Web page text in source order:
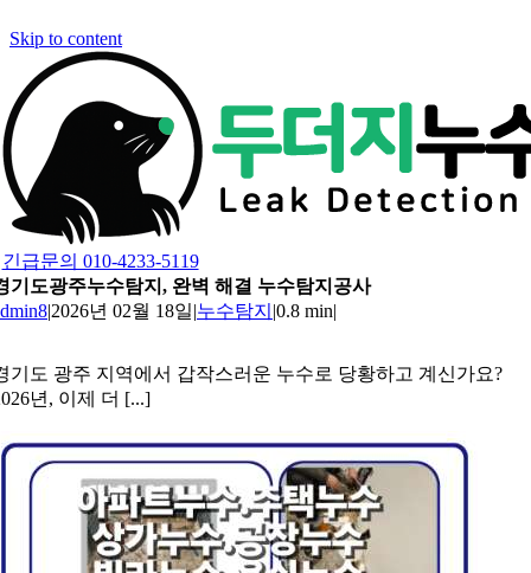
Skip to content
긴급문의 010-4233-5119
기도광주누수탐지, 완벽 해결 누수탐지공사
|2026년 02월 18일|누수탐지 |0.8 min|
기도 광주 지역에서 갑작스러운 누수로 당황하고 계신가요?
년, 이제 더 [...]